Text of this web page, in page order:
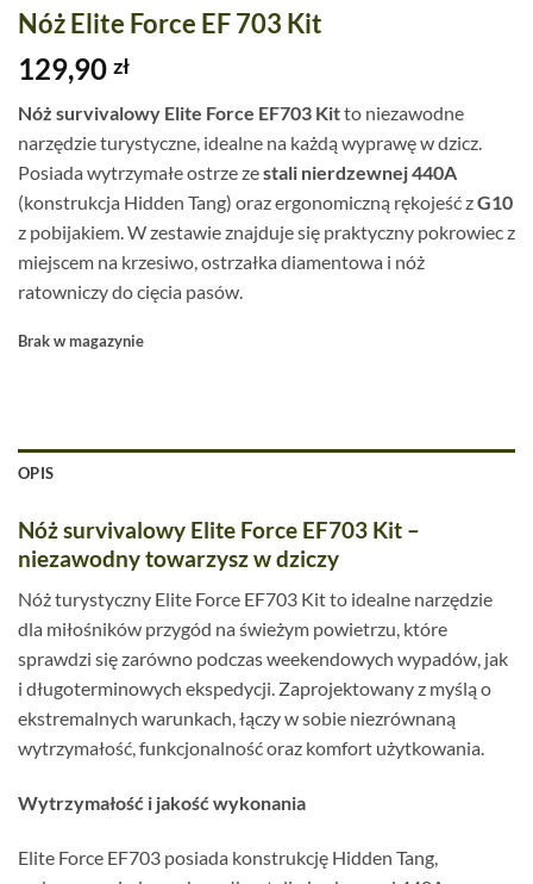
Nóż Elite Force EF 703 Kit
129,90 zł
Nóż survivalowy Elite Force EF703 Kitto niezawodne
narzędzie turystyczne, idealne na każdą wyprawę w dzicz.
Posiada wytrzymałe ostrze zestali nierdzewnej 440A
(konstrukcja Hidden Tang) oraz ergonomiczną rękojeść zG10
z pobijakiem. W zestawie znajduje się praktyczny pokrowiec z
miejscem na krzesiwo, ostrzałka diamentowa i nóż
ratowniczy do cięcia pasów.
Brak w magazynie
OPIS
Nóż survivalowy Elite Force EF703 Kit –
niezawodny towarzysz w dziczy
Nóż turystyczny Elite Force EF703 Kit to idealne narzędzie
dla miłośników przygód na świeżym powietrzu, które
sprawdzi się zarówno podczas weekendowych wypadów, jak
i długoterminowych ekspedycji. Zaprojektowany z myślą o
ekstremalnych warunkach, łączy w sobie niezrównaną
wytrzymałość, funkcjonalność oraz komfort użytkowania.
Wytrzymałość i jakość wykonania
Elite Force EF703 posiada konstrukcję Hidden Tang,